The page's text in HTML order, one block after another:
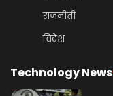
राजनीती
विदेश
Technology News